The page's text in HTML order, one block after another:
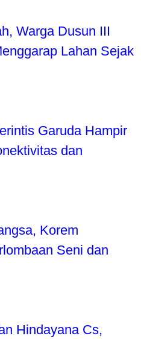
Warga Dusun III
Lahan Sejak
Garuda Hampir
dan
Korem
Seni dan
Hindayana Cs,